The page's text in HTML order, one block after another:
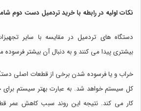
نکات اولیه در رابطه با خرید تردمیل دست دوم
دستگاه های تردمیل در مقایسه با سایر
بیشتری پیدا می کنند و به دنبال آن بیشتر
خراب و یا فرسوده شدن برخی از قطعات اصلی
کل سیستم خواهد شد. به عبارت بهتر سیستم
کار می کند. نتیجه این روند سبب کاهش عمر